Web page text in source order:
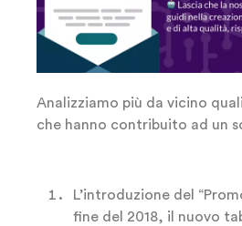
Analizziamo più da vicino
che hanno contribuito ad un
L’introduzione del
fine del 2018, il nuovo